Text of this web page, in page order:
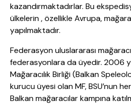
kazandırmaktadırlar. Bu
ülkelerin , özellikle Avrupa,
yapılmaktadır.
Federasyon uluslararası
federasyonlara da üyedir. 2006
Mağaracılık Birliği (Balkan
kurucu üyesi olan MF, BSU’nun
Balkan mağaracılar kampına